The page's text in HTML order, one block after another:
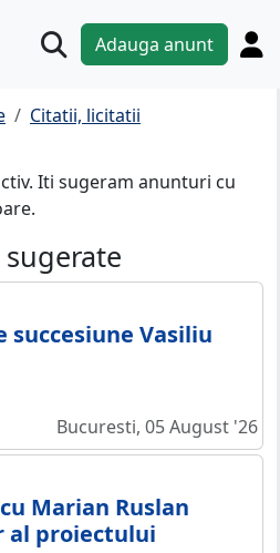
Adauga anunt
Citatii, licitatii
Iti sugeram anunturi cu
succesiune Vasiliu
Bucuresti, 05 August '26
Marian Ruslan
proiectului